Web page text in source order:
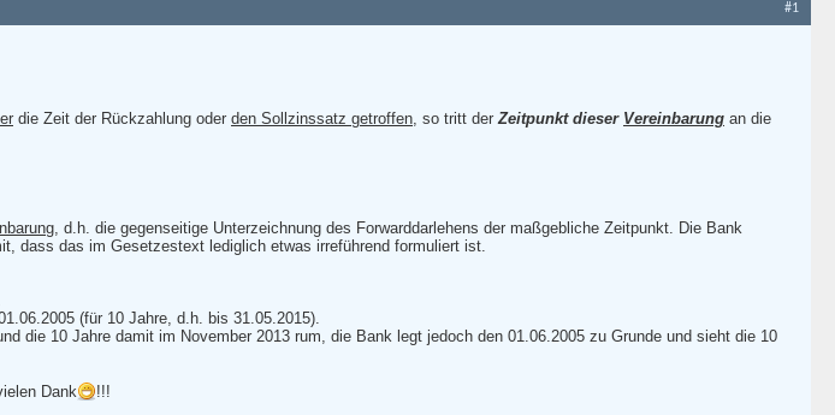
#1
die Zeit der Rückzahlung oder den Sollzinssatz getroffen, so tritt derZeitpunkt dieser Vereinbarung an die
, d.h. die gegenseitige Unterzeichnung des Forwarddarlehens der maßgebliche Zeitpunkt. Die Bank
dass das im Gesetzestext lediglich etwas irreführend formuliert ist.
(für 10 Jahre, d.h. bis 31.05.2015).
die 10 Jahre damit im November 2013 rum, die Bank legt jedoch den 01.06.2005 zu Grunde und sieht die 10
Dank !!!